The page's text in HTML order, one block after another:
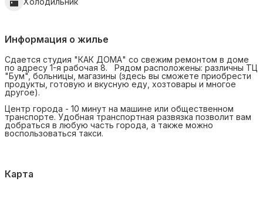
Информация о жилье
Сдается студия "КАК ДОМА" со свежим ремонтом в доме
по адресу 1-я рабочая 8. Рядом расположены: различны ТЦ
"Бум", больницы, магазины (здесь вы сможете приобрести
продукты, готовую и вкусную еду, хозтовары и многое
другое).
Центр города - 10 минут на машине или общественном
транспорте. Удобная транспортная развязка позволит вам
добраться в любую часть города, а также можно
воспользоваться такси.
Карта